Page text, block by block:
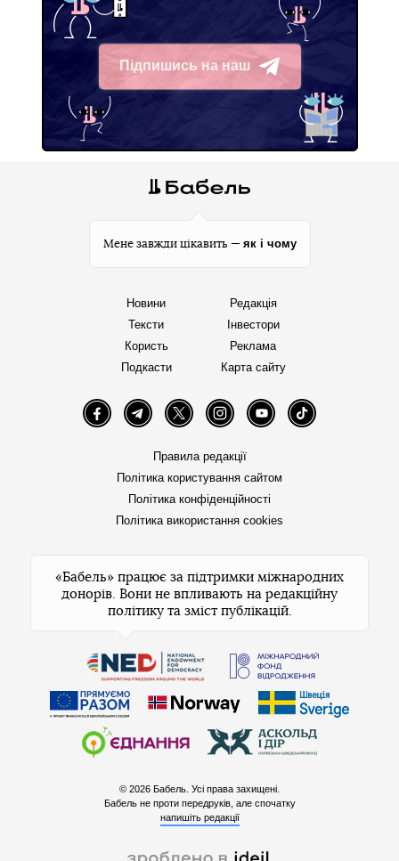
Підпишись на наш
Telegram
Мене завжди цікавить — як і чому
Новини
Тексти
Користь
Подкасти
Редакція
Інвестори
Реклама
Карта сайту
FacebookTelegramTwitter InstagramYouTube TikTok
Правила редакції
Політика користування сайтом
Політика конфіденційності
Політика використання cookies
«Бабель» працює за підтримки міжнародних
донорів. Вони не впливають на редакційну
політику та зміст публікацій.
© 2026 Бабель. Усі права захищені.
Бабель не проти передруків, але спочатку
напишіть редакції